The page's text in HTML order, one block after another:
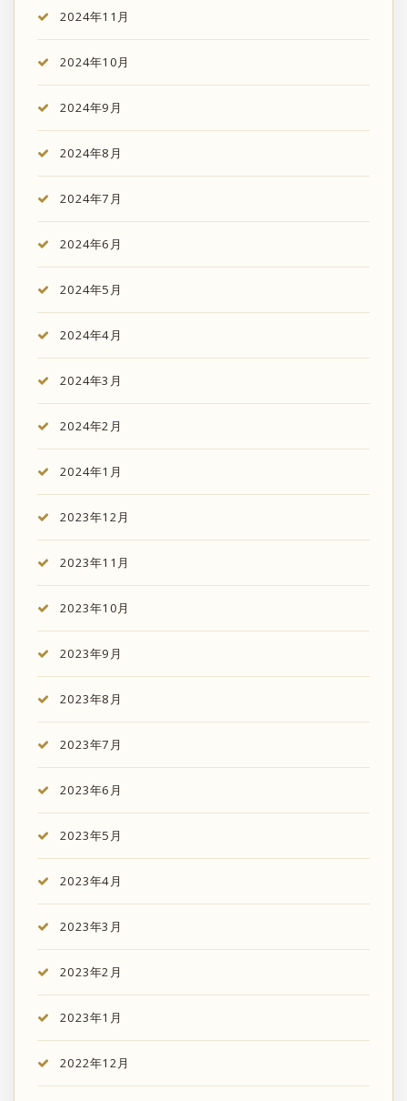
2024年11月
2024年10月
2024年9月
2024年8月
2024年7月
2024年6月
2024年5月
2024年4月
2024年3月
2024年2月
2024年1月
2023年12月
2023年11月
2023年10月
2023年9月
2023年8月
2023年7月
2023年6月
2023年5月
2023年4月
2023年3月
2023年2月
2023年1月
2022年12月